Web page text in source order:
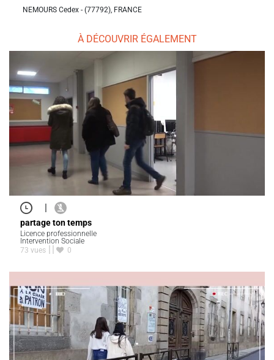
NEMOURS Cedex - (77792), FRANCE
À DÉCOUVRIR ÉGALEMENT
|
partage ton temps
Licence professionnelle
Intervention Sociale
73 vues
0